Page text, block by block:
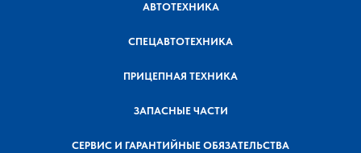
АВТОТЕХНИКА
СПЕЦАВТОТЕХНИКА
ПРИЦЕПНАЯ ТЕХНИКА
ЗАПАСНЫЕ ЧАСТИ
СЕРВИС И ГАРАНТИЙНЫЕ ОБЯЗАТЕЛЬСТВА